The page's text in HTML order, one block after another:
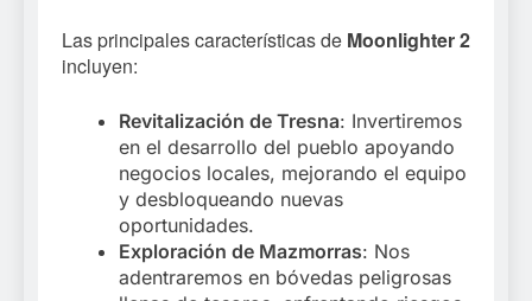
Las principales características de Moonlighter 2
incluyen:
Revitalización de Tresna: Invertiremos
en el desarrollo del pueblo apoyando
negocios locales, mejorando el equipo
y desbloqueando nuevas
oportunidades.
Exploración de Mazmorras: Nos
adentraremos en bóvedas peligrosas